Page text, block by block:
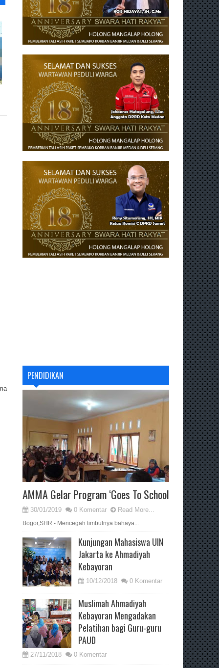
PENDIDIKAN
AMMA Gelar Program ‘Goes To School
30/01/2019 0 Komentar Read More...
Bogor,SHR - Mencegah timbulnya bahaya...
Kunjungan Mahasiswa UIN
Jakarta ke Ahmadiyah
Kebayoran
10/12/2018 0 Komentar
Muslimah Ahmadiyah
Kebayoran Mengadakan
Pelatihan bagi Guru-guru
PAUD
27/11/2018 0 Komentar